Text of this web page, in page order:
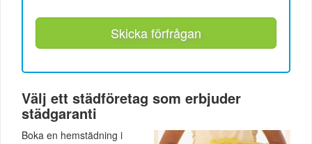
Skicka förfrågan
Välj ett städföretag som erbjuder
städgaranti
Boka en hemstädning i